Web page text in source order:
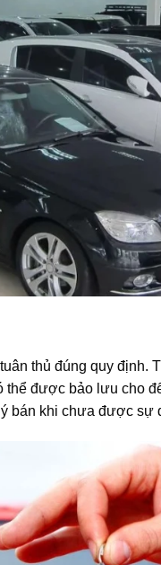
thủ đúng quy
được bảo lưu cho
bán khi chưa được sự